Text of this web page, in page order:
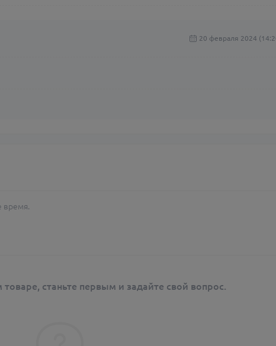
20 февраля 2024
время.
станьте первым и задайте свой вопрос.